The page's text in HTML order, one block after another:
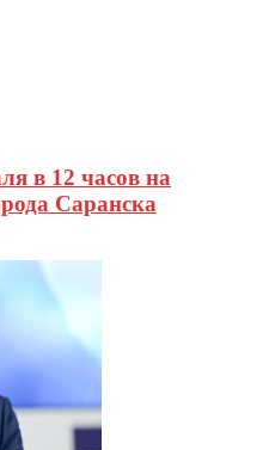
в 12 часов на
Саранска